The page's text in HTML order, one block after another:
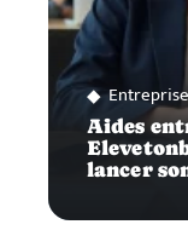
Entreprise
Aides
lancer